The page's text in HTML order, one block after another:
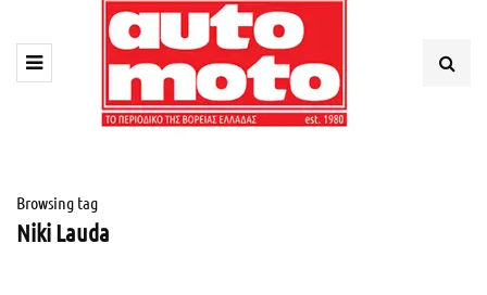
Browsing tag
Niki Lauda